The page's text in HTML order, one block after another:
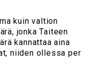
kuin valtion
jonka Taiteen
kannattaa aina
niiden ollessa per